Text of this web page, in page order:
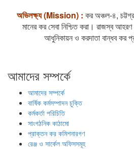
অভিলক্ষ্য (Mission) : কর অঞ্চল-৪,
মানের কর সেবা নিশ্চিত করা। রাজস্ব
আধুনিকায়ন ও করদাতা বান্ধব কর
আমাদের সম্পর্কে
আমাদের সম্পর্কে
বার্ষিক কর্মসম্পাদন চুক্তি
কর্মকর্তা পরিচিতি
সাংগঠনিক কাঠামো
প্রাক্তন কর কমিশনারগণ
রেঞ্জ ও সার্কেল অফিসসমূহ